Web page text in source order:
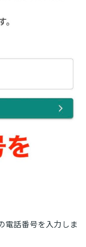
電話番号を入力しま